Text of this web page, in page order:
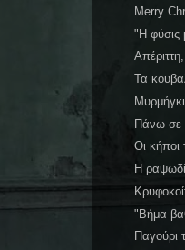
Merry
"Η φύσις
Τα
Πάνω σε
Οι κήποι
Η
"Βήμα
Παγούρι